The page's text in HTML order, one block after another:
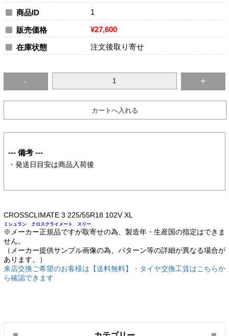
商品ID 1
販売価格 ¥27,600
在庫状態 注文後取り寄せ
--- 備考 ---
・発送日目安は商品入荷後
CROSSCLIMATE 3 225/55R18 102V XL
ミシュラン クロスクライメート スリー
※メーカー正規品ですが取寄せの為、製造年・生産国の指定はできま
せん。
（メーカー提供サンプル画像の為、パターン等の詳細が異なる場合が
あります。）
来店交換ご希望のお客様は【送料無料】・タイヤ交換工賃はこちらか
ら確認できます